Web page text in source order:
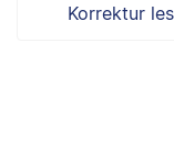
Korrektur